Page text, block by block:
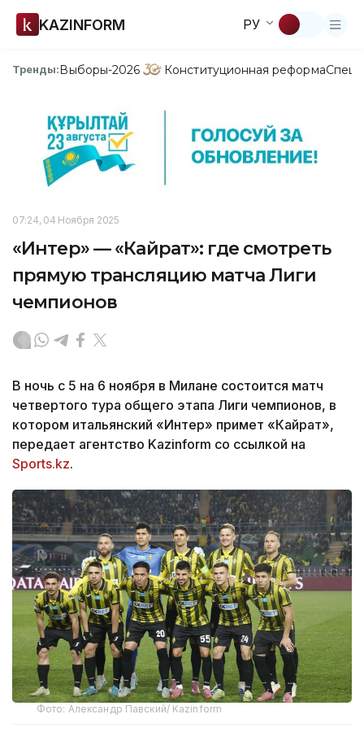
KAZINFORM РУ
Тренды:Выборы-2026 Конституционная реформа
07:24, 04 Ноября 2025
«Интер» — «Кайрат»: где смотреть
прямую трансляцию матча Лиги
чемпионов
В ночь с 5 на 6 ноября в Милане состоится матч
четвертого тура общего этапа Лиги чемпионов, в
котором итальянский «Интер» примет «Кайрат»,
передает агентство Kazinform со ссылкой на
Sports.kz.
Фото: Александр Павский/ Kazinform